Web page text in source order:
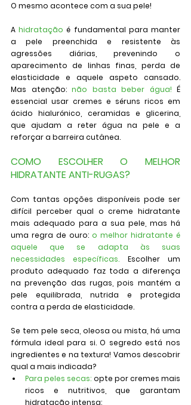
O mesmo acontece com a sua pele!
A hidratação é fundamental para manter
a pele preenchida e resistente às
agressões diárias, prevenindo o
aparecimento de linhas finas, perda de
elasticidade e aquele aspeto cansado.
Mas atenção: não basta beber água! É
essencial usar cremes e séruns ricos em
ácido hialurónico, ceramidas e glicerina,
que ajudam a reter água na pele e a
reforçar a barreira cutânea.
COMO ESCOLHER O MELHOR
HIDRATANTE ANTI-RUGAS?
Com tantas opções disponíveis pode ser
difícil perceber qual o creme hidratante
mais adequado para a sua pele, mas há
uma regra de ouro: o melhor hidratante é
aquele que se adapta às suas
necessidades específicas. Escolher um
produto adequado faz toda a diferença
na prevenção das rugas, pois mantém a
pele equilibrada, nutrida e protegida
contra a perda de elasticidade.
Se tem pele seca, oleosa ou mista, há uma
fórmula ideal para si. O segredo está nos
ingredientes e na textura! Vamos descobrir
qual a mais indicada?
Para peles secas: opte por cremes mais
ricos e nutritivos, que garantam
hidratação intensa;